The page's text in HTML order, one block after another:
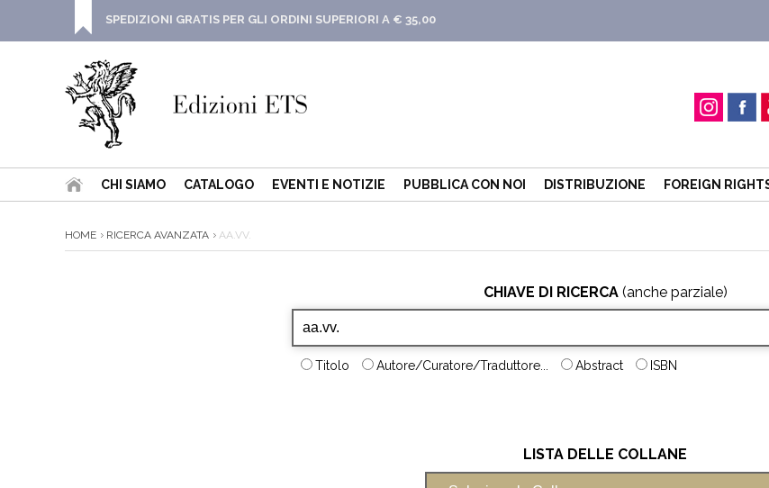
SPEDIZIONI GRATIS PER GLI ORDINI SUPERIORI A € 35,00
CHI SIAMO CATALOGO EVENTI E NOTIZIE PUBBLICA CON NOI DISTRIBUZIONE FOREIGN
HOME RICERCA AVANZATA AA.VV.
CHIAVE DI RICERCA(anche parziale)
Titolo Autore/Curatore/Traduttore... Abstract ISBN
LISTA DELLE COLLANE